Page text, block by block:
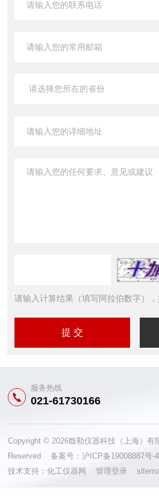
请输入计算结果（填写阿拉伯数字）
服务热线
021-61730166
Copyright © 2026馥勒仪器科技（上海）有
Reserved 备案号：沪ICP备19008887号-4
技术支持：化工仪器网管理登录